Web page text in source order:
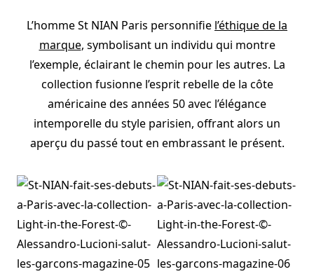
L’homme St NIAN Paris personnifie l’éthique de la
marque, symbolisant un individu qui montre
l’exemple, éclairant le chemin pour les autres. La
collection fusionne l’esprit rebelle de la côte
américaine des années 50 avec l’élégance
intemporelle du style parisien, offrant alors un
aperçu du passé tout en embrassant le présent.